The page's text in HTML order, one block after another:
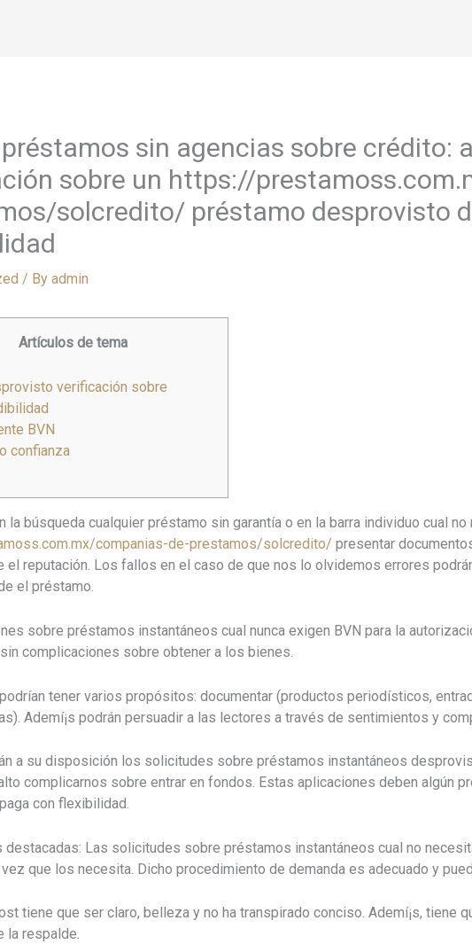
sin agencias sobre crédito:
sobre un https://
solcredito/ préstamo desprovisto
/ By admin
Artículos de tema
verificación sobre
BVN
confianza
la búsqueda cualquier préstamo sin garantía o en la barra individuo cual
companias-de-prestamos/solcredito/ presentar
el reputación. Los fallos en el caso de que nos lo olvidemos errores
el préstamo.
sobre préstamos instantáneos cual nunca exigen BVN para la
complicaciones sobre obtener a los bienes.
tener varios propósitos: documentar (productos periodísticos,
Ademí¡s podrán persuadir a las lectores a través de sentimientos y
a su disposición los solicitudes sobre préstamos instantáneos
complicarnos sobre entrar en fondos. Estas aplicaciones deben algún
con flexibilidad.
destacadas: Las solicitudes sobre préstamos instantáneos cual no
que los necesita. Dicho procedimiento de demanda es adecuado y
tiene que ser claro, belleza y no ha transpirado conciso. Ademí¡s, tiene
la respalde.